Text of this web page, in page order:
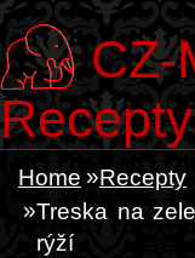
CZ-
Recepty
Home
Recepty
Treska na
rýží